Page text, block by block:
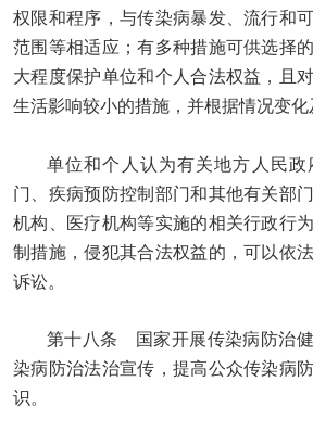
权限和程序，与传染病暴发、流行和
范围等相适应；有多种措施可供选择
大程度保护单位和个人合法权益，且
生活影响较小的措施，并根据情况变化
单位和个人认为有关地方人民政
门、疾病预防控制部门和其他有关部
机构、医疗机构等实施的相关行政行
制措施，侵犯其合法权益的，可以依
诉讼。
第十八条 国家开展传染病防治
染病防治法治宣传，提高公众传染病
识。